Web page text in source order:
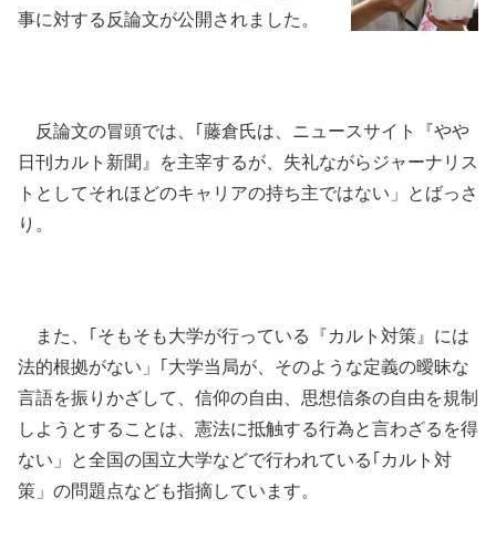
事に対する反論文が公開されました。
反論文の冒頭では、｢藤倉氏は、ニュースサイト『やや
日刊カルト新聞』を主宰するが、失礼ながらジャーナリス
トとしてそれほどのキャリアの持ち主ではない」とばっさ
り。
また、｢そもそも大学が行っている『カルト対策』には
法的根拠がない」｢大学当局が、そのような定義の曖昧な
言語を振りかざして、信仰の自由、思想信条の自由を規制
しようとすることは、憲法に抵触する行為と言わざるを得
ない」と全国の国立大学などで行われている｢カルト対
策」の問題点なども指摘しています。